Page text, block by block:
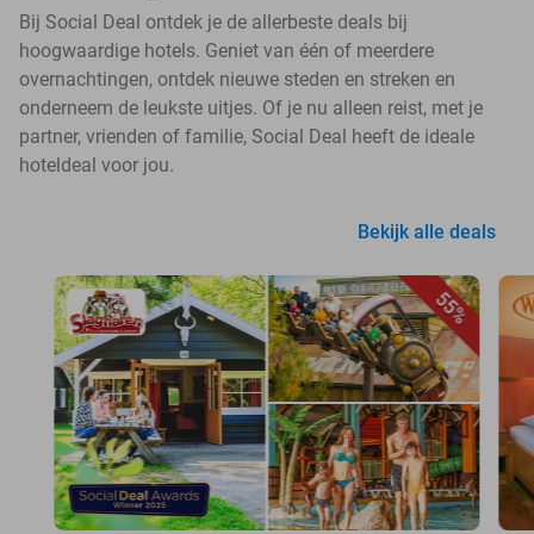
Bij Social Deal ontdek je de allerbeste deals bij
hoogwaardige hotels. Geniet van één of meerdere
overnachtingen, ontdek nieuwe steden en streken en
onderneem de leukste uitjes. Of je nu alleen reist, met je
partner, vrienden of familie, Social Deal heeft de ideale
hoteldeal voor jou.
Bekijk alle deals
55%